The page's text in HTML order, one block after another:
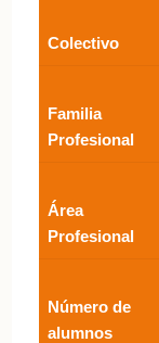
Colectivo
Familia
Profesional
Área
Profesional
Número de
alumnos